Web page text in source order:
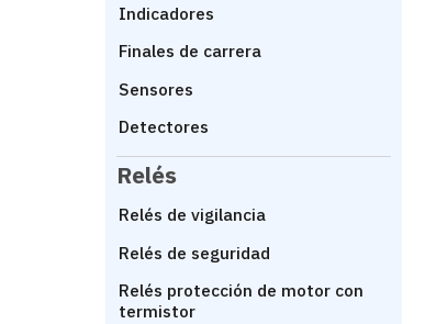
Indicadores
Finales de carrera
Sensores
Detectores
Relés
Relés de vigilancia
Relés de seguridad
Relés protección de motor con
termistor